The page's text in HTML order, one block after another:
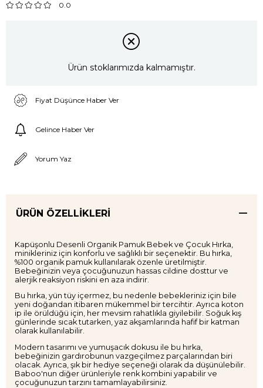
0.0
Ürün stoklarımızda kalmamıştır.
Fiyat Düşünce Haber Ver
Gelince Haber Ver
Yorum Yaz
ÜRÜN ÖZELLIKLERI
Kapüşonlu Desenli Organik Pamuk Bebek ve Çocuk Hırka,
minikleriniz için konforlu ve sağlıklı bir seçenektir. Bu hırka,
%100 organik pamuk kullanılarak özenle üretilmiştir.
Bebeğinizin veya çocuğunuzun hassas cildine dosttur ve
alerjik reaksiyon riskini en aza indirir.
Bu hırka, yün tüy içermez, bu nedenle bebekleriniz için bile
yeni doğandan itibaren mükemmel bir tercihtir. Ayrıca koton
ip ile örüldüğü için, her mevsim rahatlıkla giyilebilir. Soğuk kış
günlerinde sıcak tutarken, yaz akşamlarında hafif bir katman
olarak kullanılabilir.
Modern tasarımı ve yumuşacık dokusu ile bu hırka,
bebeğinizin gardırobunun vazgeçilmez parçalarından biri
olacak. Ayrıca, şık bir hediye seçeneği olarak da düşünülebilir.
Baboo'nun diğer ürünleriyle renk kombini yapabilir ve
çocuğunuzun tarzını tamamlayabilirsiniz.